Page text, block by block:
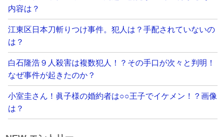
内容は？
江東区日本刀斬りつけ事件。犯人は？手配されていないの
は？
白石隆浩９人殺害は複数犯人！？その手口が次々と判明！
なぜ事件が起きたのか？
小室圭さん！眞子様の婚約者は○○王子でイケメン！？画像
は？